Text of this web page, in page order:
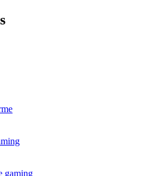
gaming